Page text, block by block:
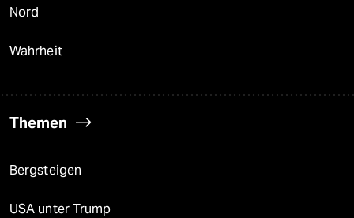
Nord
Wahrheit
Themen
Bergsteigen
USA unter Trump